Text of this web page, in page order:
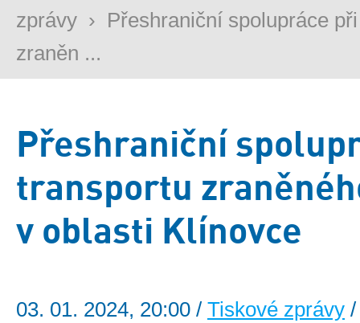
zprávy › Přeshraniční spolupráce
zraněn ...
Přeshraniční
transportu
v oblasti Klínovce
03. 01. 2024, 20:00 / Tiskové zprávy